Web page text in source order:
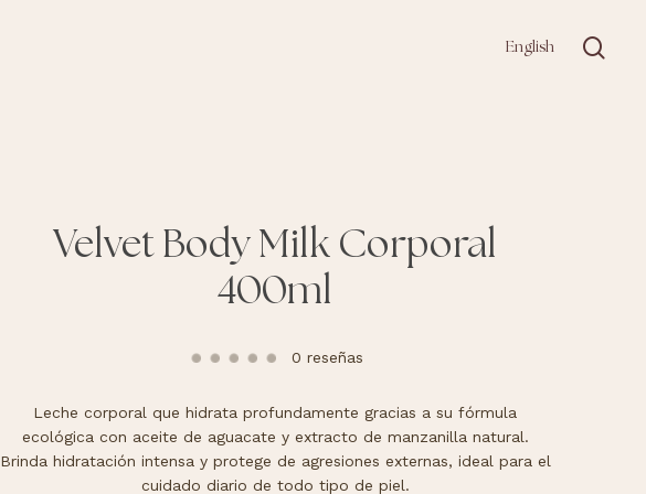
English
Velvet Body Milk Corporal
400ml
0 reseñas
Leche corporal que hidrata profundamente gracias a su fórmula
ecológica con aceite de aguacate y extracto de manzanilla natural.
Brinda hidratación intensa y protege de agresiones externas, ideal para el
cuidado diario de todo tipo de piel.